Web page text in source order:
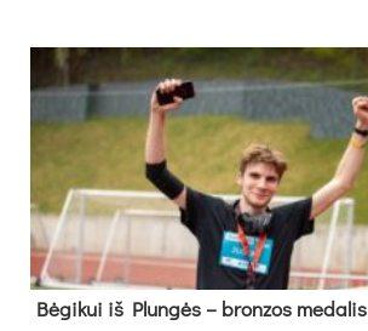
Bė­gi­kui iš Plun­gės – bron­zos me­da­lis